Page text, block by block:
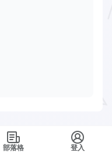
部落格 登入